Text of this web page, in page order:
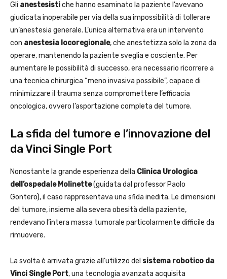
Gli anestesistiche hanno esaminato la paziente l’avevano
giudicata inoperabile per via della sua impossibilità di tollerare
un’anestesia generale. L’unica alternativa era un intervento
con anestesia locoregionale, che anestetizza solo la zona da
operare, mantenendo la paziente sveglia e cosciente. Per
aumentare le possibilità di successo, era necessario ricorrere a
una tecnica chirurgica “meno invasiva possibile”, capace di
minimizzare il trauma senza compromettere l’efficacia
oncologica, ovvero l’asportazione completa del tumore.
La sfida del tumore e l’innovazione del
da Vinci Single Port
Nonostante la grande esperienza della Clinica Urologica
dell’ospedale Molinette(guidata dal professor Paolo
Gontero), il caso rappresentava una sfida inedita. Le dimensioni
del tumore, insieme alla severa obesità della paziente,
rendevano l’intera massa tumorale particolarmente difficile da
rimuovere.
La svolta è arrivata grazie all’utilizzo del sistema robotico da
Vinci Single Port, una tecnologia avanzata acquisita